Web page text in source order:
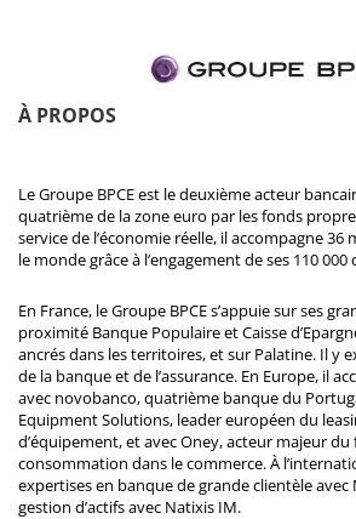
À PROPOS
Le Groupe BPCE est le deuxième acteur
quatrième de la zone euro par les fonds
service de l’économie réelle, il accompagne 36
le monde grâce à l’engagement de ses 110
En France, le Groupe BPCE s’appuie sur ses
proximité Banque Populaire et Caisse
ancrés dans les territoires, et sur Palatine. Il y
de la banque et de l’assurance. En Europe, il
avec novobanco, quatrième banque du
Equipment Solutions, leader européen du
d’équipement, et avec Oney, acteur majeur
consommation dans le commerce. À
expertises en banque de grande clientèle avec
gestion d’actifs avec Natixis IM.